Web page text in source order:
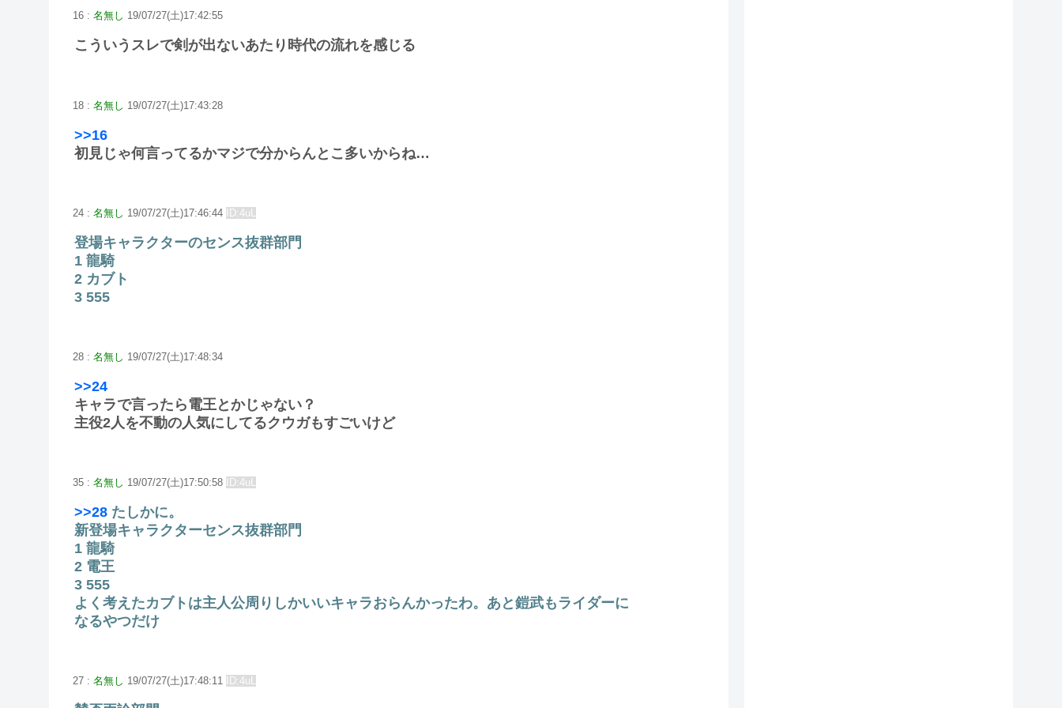
16 : 名無し 19/07/27(土)17:42:55
こういうスレで剣が出ないあたり時代の流れを感じる
18 : 名無し 19/07/27(土)17:43:28
>>16
初見じゃ何言ってるかマジで分からんとこ多いからね…
24 : 名無し 19/07/27(土)17:46:44 ID:4uL
登場キャラクターのセンス抜群部門
1 龍騎
2 カブト
3 555
28 : 名無し 19/07/27(土)17:48:34
>>24
キャラで言ったら電王とかじゃない？
主役2人を不動の人気にしてるクウガもすごいけど
35 : 名無し 19/07/27(土)17:50:58 ID:4uL
>>28 たしかに。
新登場キャラクターセンス抜群部門
1 龍騎
2 電王
3 555
よく考えたカブトは主人公周りしかいいキャラおらんかったわ。あと鎧武もライダーに
なるやつだけ
27 : 名無し 19/07/27(土)17:48:11 ID:4uL